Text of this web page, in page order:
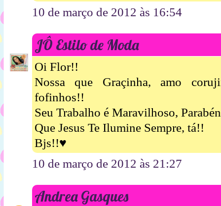
10 de março de 2012 às 16:54
JÔ Estilo de Moda
Oi Flor!!
Nossa que Graçinha, amo
fofinhos!!
Seu Trabalho é Maravilhoso,
Que Jesus Te Ilumine Sempre, tá!!
Bjs!!♥
10 de março de 2012 às 21:27
Andrea Gasques